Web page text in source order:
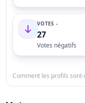
VOTES -
27
Votes négatifs
Comment les profils